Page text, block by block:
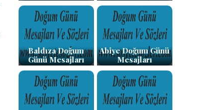
Baldıza Doğum
Günü Mesajları
Abiye Doğum Günü
Mesajları